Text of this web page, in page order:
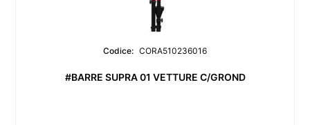
Codice: CORA510236016
#BARRE SUPRA 01 VETTURE C/GROND